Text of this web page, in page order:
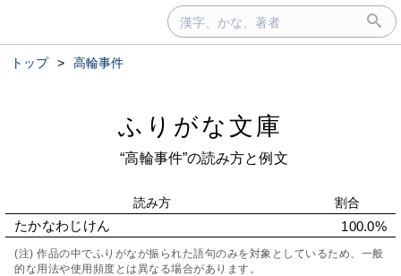
トップ > 高輪事件
ふりがな文庫
“高輪事件”の読み方と例文
読み方 割合
たかなわじけん 100.0%
(注) 作品の中でふりがなが振られた語句のみを対象としているため、一般
的な用法や使用頻度とは異なる場合があります。